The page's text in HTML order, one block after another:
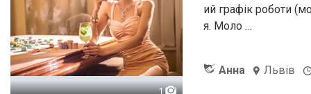
1
ий графік роботи
я. Моло …
Анна Львів